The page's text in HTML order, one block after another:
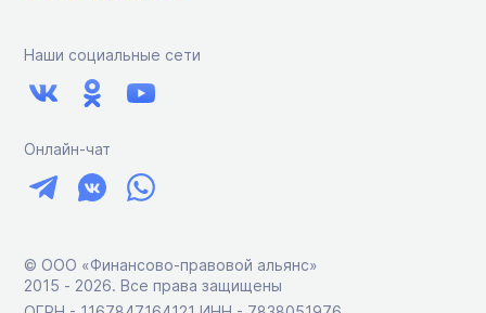
Наши социальные сети
Онлайн-чат
© ООО «Финансово-правовой альянс»
2015 ‑ 2026. Все права защищены